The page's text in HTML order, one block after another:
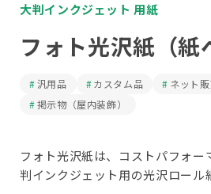
大判インクジェット 用紙
フォト光沢紙（紙
汎用品 カスタム品 ネット
掲示物（屋内装飾）
フォト光沢紙は、コストパフォー
判インクジェット用の光沢ロール